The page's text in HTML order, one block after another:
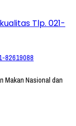
82619088
Makan Nasional dan